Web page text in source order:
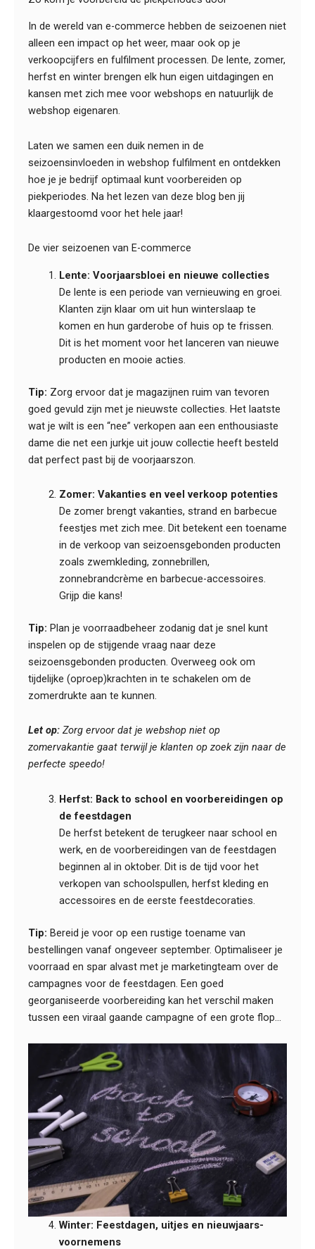
In de wereld van e-commerce hebben de seizoenen niet
alleen een impact op het weer, maar ook op je
verkoopcijfers en fulfilment processen. De lente, zomer,
herfst en winter brengen elk hun eigen uitdagingen en
kansen met zich mee voor webshops en natuurlijk de
webshop eigenaren.
Laten we samen een duik nemen in de
seizoensinvloeden in webshop fulfilment en ontdekken
hoe je je bedrijf optimaal kunt voorbereiden op
piekperiodes. Na het lezen van deze blog ben jij
klaargestoomd voor het hele jaar!
De vier seizoenen van E-commerce
Lente: Voorjaarsbloei en nieuwe collecties
De lente is een periode van vernieuwing en groei.
Klanten zijn klaar om uit hun winterslaap te
komen en hun garderobe of huis op te frissen.
Dit is het moment voor het lanceren van nieuwe
producten en mooie acties.
Tip: Zorg ervoor dat je magazijnen ruim van tevoren
goed gevuld zijn met je nieuwste collecties. Het laatste
wat je wilt is een “nee” verkopen aan een enthousiaste
dame die net een jurkje uit jouw collectie heeft besteld
dat perfect past bij de voorjaarszon.
Zomer: Vakanties en veel verkoop potenties
De zomer brengt vakanties, strand en barbecue
feestjes met zich mee. Dit betekent een toename
in de verkoop van seizoensgebonden producten
zoals zwemkleding, zonnebrillen,
zonnebrandcrème en barbecue-accessoires.
Grijp die kans!
Tip: Plan je voorraadbeheer zodanig dat je snel kunt
inspelen op de stijgende vraag naar deze
seizoensgebonden producten. Overweeg ook om
tijdelijke (oproep)krachten in te schakelen om de
zomerdrukte aan te kunnen.
Let op: Zorg ervoor dat je webshop niet op
zomervakantie gaat terwijl je klanten op zoek zijn naar de
perfecte speedo!
Herfst: Back to school en voorbereidingen op
de feestdagen
De herfst betekent de terugkeer naar school en
werk, en de voorbereidingen van de feestdagen
beginnen al in oktober. Dit is de tijd voor het
verkopen van schoolspullen, herfst kleding en
accessoires en de eerste feestdecoraties.
Tip: Bereid je voor op een rustige toename van
bestellingen vanaf ongeveer september. Optimaliseer je
voorraad en spar alvast met je marketingteam over de
campagnes voor de feestdagen. Een goed
georganiseerde voorbereiding kan het verschil maken
tussen een viraal gaande campagne of een grote flop…
Winter: Feestdagen, uitjes en nieuwjaars-
voornemens